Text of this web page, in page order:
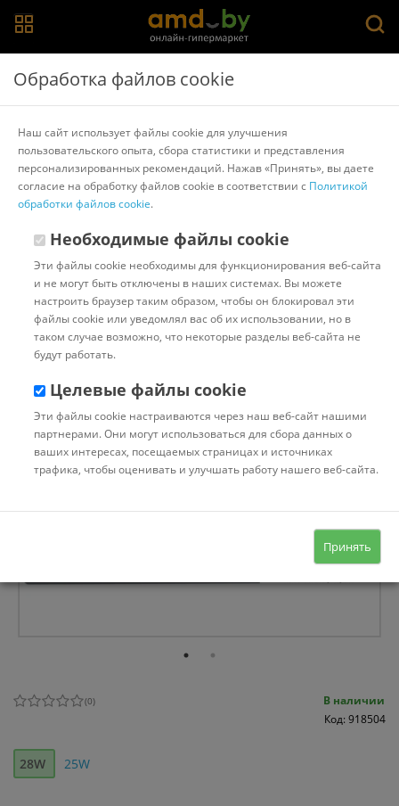
Главная > Каталог товаров Аккумуляторы для ИБП
Battery
Аккумулятор для ИБП CSB Battery GP1272 28W F2
(12В/7.2 А·ч)
Другие товары CSB Battery
(0)
В наличии
Код: 918504
28W 25W
Обработка файлов cookie
Наш сайт использует файлы cookie для улучшения
пользовательского опыта, сбора статистики и представления
персонализированных рекомендаций. Нажав «Принять», вы даете
согласие на обработку файлов cookie в соответствии с Политикой
обработки файлов cookie.
Необходимые файлы cookie
Эти файлы cookie необходимы для функционирования веб-сайта
и не могут быть отключены в наших системах. Вы можете
настроить браузер таким образом, чтобы он блокировал эти
файлы cookie или уведомлял вас об их использовании, но в
таком случае возможно, что некоторые разделы веб-сайта не
будут работать.
Целевые файлы cookie
Эти файлы cookie настраиваются через наш веб-сайт нашими
партнерами. Они могут использоваться для сбора данных о
ваших интересах, посещаемых страницах и источниках
трафика, чтобы оценивать и улучшать работу нашего веб-сайта.
Принять